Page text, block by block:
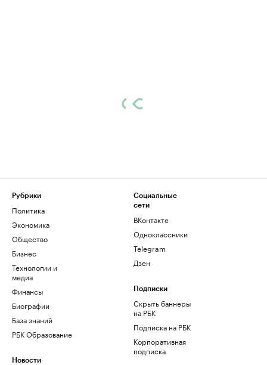
Рубрики
Политика
Экономика
Общество
Бизнес
Технологии и
медиа
Финансы
Биографии
База знаний
РБК Образование
Новости
Социальные
сети
ВКонтакте
Одноклассники
Telegram
Дзен
Подписки
Скрыть баннеры
на РБК
Подписка на РБК
Корпоративная
подписка